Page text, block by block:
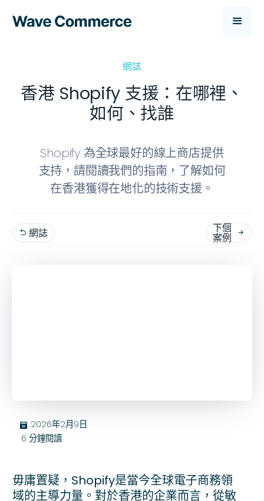
網誌
香港 Shopify 支援：在哪裡、
如何、找誰
Shopify 為全球最好的線上商店提供
支持，請閱讀我們的指南，了解如何
在香港獲得在地化的技術支援。
 網誌
下個
案例

בּ 2026年2月9日
6 分鐘閱讀
毋庸置疑，Shopify是當今全球電子商務領
域的主導力量。對於香港的企業而言，從敏